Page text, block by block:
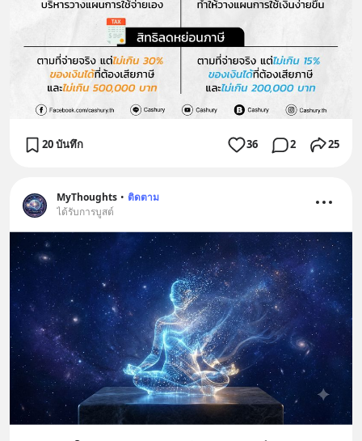
20 บันทึก 36 2 25
MyThoughts • ติดตาม
ได้รับการบูสต์